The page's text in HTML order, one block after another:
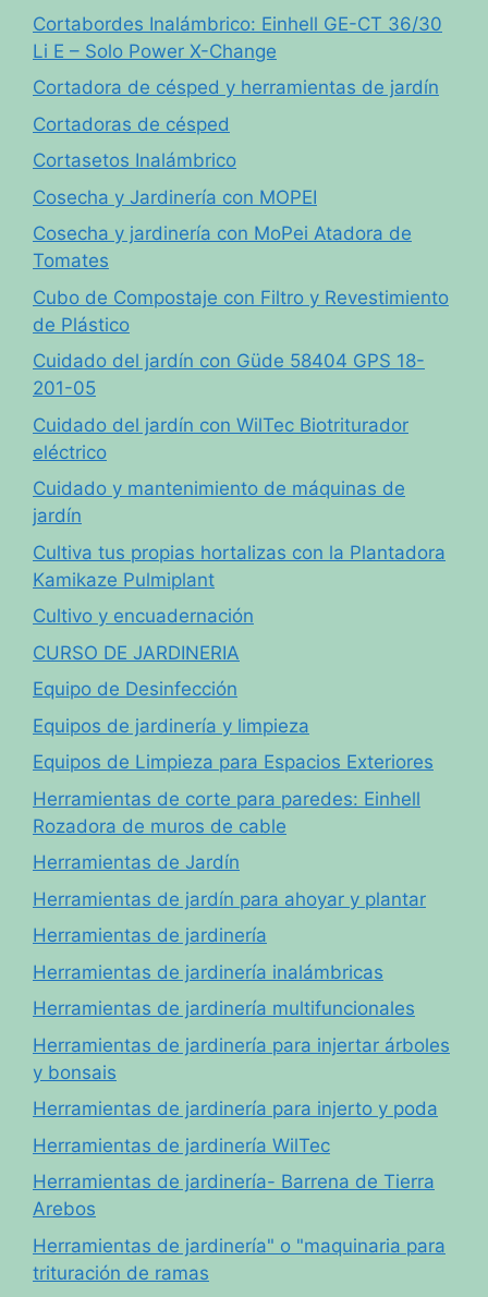
Cortabordes Inalámbrico: Einhell GE-CT 36/30
Li E – Solo Power X-Change
Cortadora de césped y herramientas de jardín
Cortadoras de césped
Cortasetos Inalámbrico
Cosecha y Jardinería con MOPEI
Cosecha y jardinería con MoPei Atadora de
Tomates
Cubo de Compostaje con Filtro y Revestimiento
de Plástico
Cuidado del jardín con Güde 58404 GPS 18-
201-05
Cuidado del jardín con WilTec Biotriturador
eléctrico
Cuidado y mantenimiento de máquinas de
jardín
Cultiva tus propias hortalizas con la Plantadora
Kamikaze Pulmiplant
Cultivo y encuadernación
CURSO DE JARDINERIA
Equipo de Desinfección
Equipos de jardinería y limpieza
Equipos de Limpieza para Espacios Exteriores
Herramientas de corte para paredes: Einhell
Rozadora de muros de cable
Herramientas de Jardín
Herramientas de jardín para ahoyar y plantar
Herramientas de jardinería
Herramientas de jardinería inalámbricas
Herramientas de jardinería multifuncionales
Herramientas de jardinería para injertar árboles
y bonsais
Herramientas de jardinería para injerto y poda
Herramientas de jardinería WilTec
Herramientas de jardinería- Barrena de Tierra
Arebos
Herramientas de jardinería" o "maquinaria para
trituración de ramas